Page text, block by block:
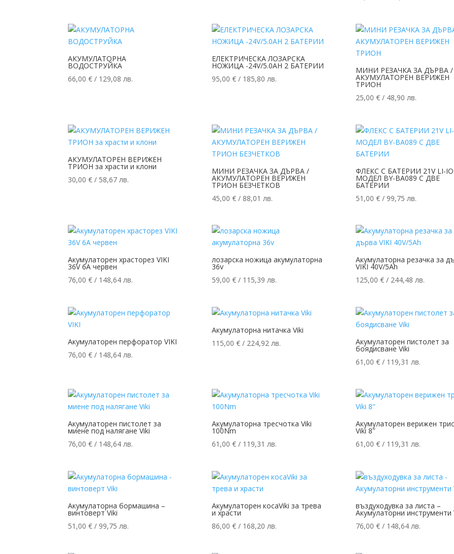
АКУМУЛАТОРНА
ВОДОСТРУЙКА
66,00€ / 129,08 лв.
ЕЛЕКТРИЧЕСКА ЛОЗАРСКА
НОЖИЦА -24V/5.0AH 2 БАТЕРИИ
95,00 €/ 185,80 лв.
МИНИ РЕЗАЧКА ЗА ДЪРВА /
АКУМУЛАТОРЕН ВЕРИЖЕН
ТРИОН
25,00 €/ 48,90 лв.
АКУМУЛАТОРЕН ВЕРИЖЕН
ТРИОН за храсти и клони
30,00€ / 58,67 лв.
МИНИ РЕЗАЧКА ЗА ДЪРВА /
АКУМУЛАТОРЕН ВЕРИЖЕН
ТРИОН БЕЗЧЕТКОВ
45,00 €/ 88,01 лв.
ФЛЕКС С БАТЕРИИ 21V LI-
МОДЕЛ BY-BA089 С ДВЕ
БАТЕРИИ
51,00 €/ 99,75 лв.
Акумулаторен храсторез VIKI
36V 6A червен
76,00€ / 148,64 лв.
лозарска ножица акумулаторна
36v
59,00 €/ 115,39 лв.
Акумулаторна резачка за
VIKI 40V/5Ah
125,00 €/ 244,48 лв.
Акумулаторен перфоратор VIKI
76,00€ / 148,64 лв.
Акумулаторна нитачка Viki
115,00 €/ 224,92 лв. Акумулаторен пистолет за
боядисване Viki
61,00 €/ 119,31 лв.
Акумулаторен пистолет за
миене под налягане Viki
76,00€ / 148,64 лв.
Акумулаторна тресчотка Viki
100Nm
61,00 €/ 119,31 лв.
Акумулаторен верижен
Viki 8″
61,00 €/ 119,31 лв.
Акумулаторна бормашина –
винтоверт Viki
51,00€ / 99,75 лв.
Акумулаторен косаViki за трева
и храсти
86,00 €/ 168,20 лв.
въздуходувка за листа –
Акумулаторни инструменти
76,00 €/ 148,64 лв.